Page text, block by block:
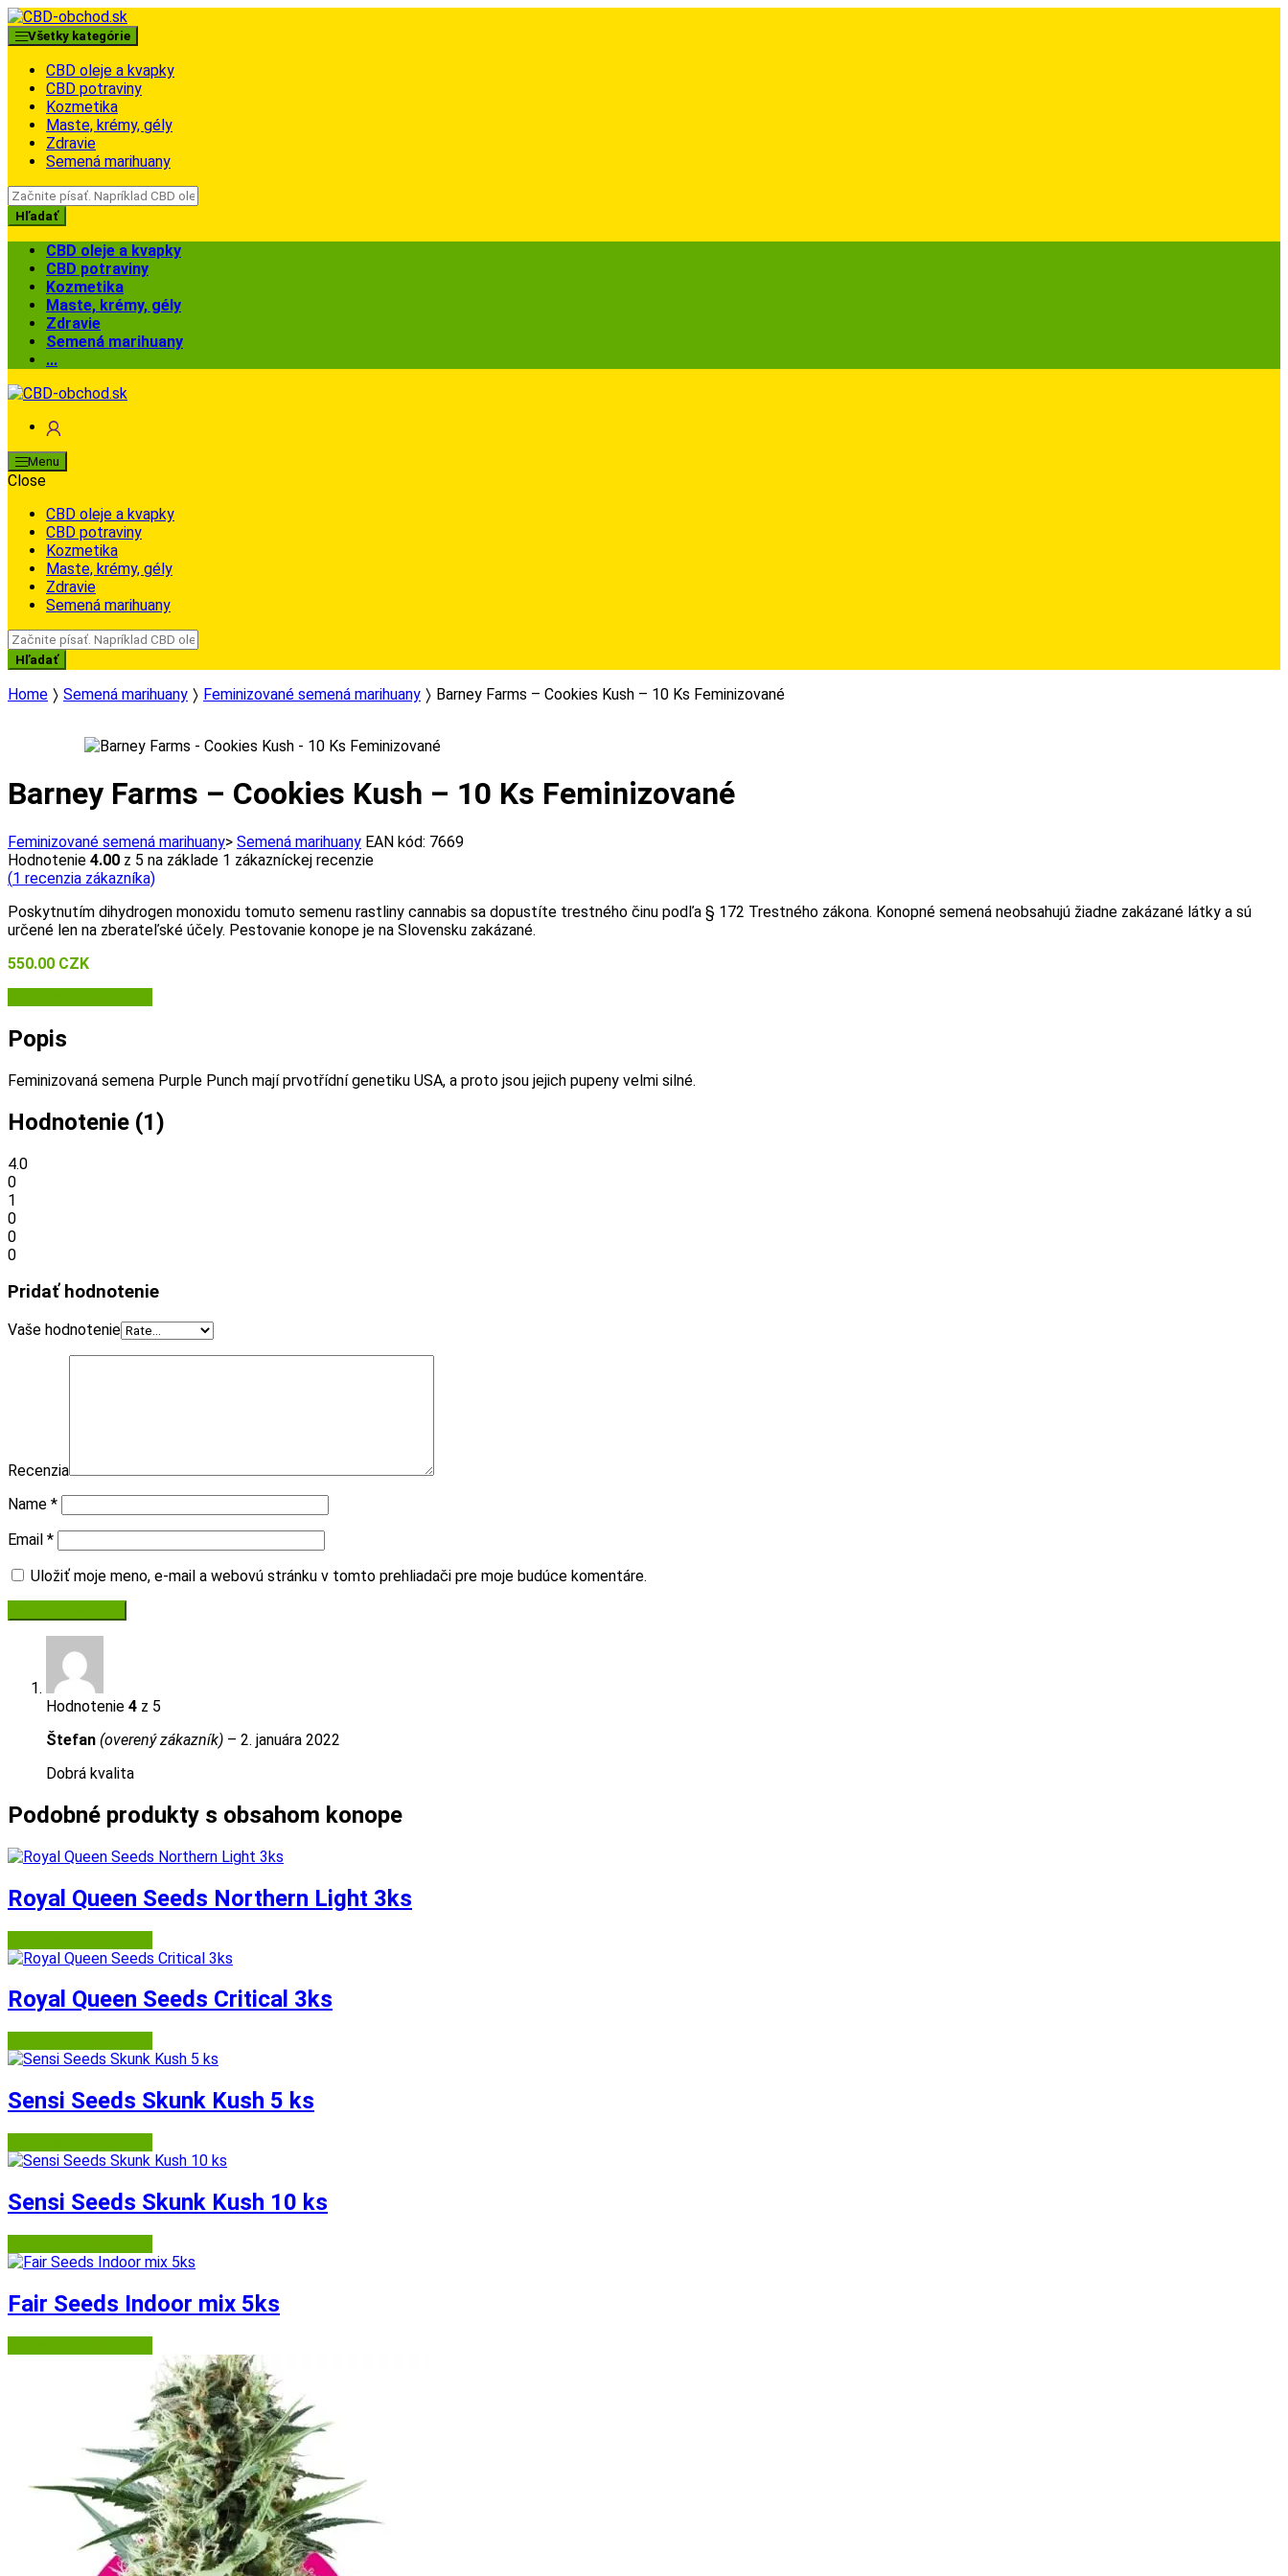
Skip
to
navigation
Skip
to
content
Všetky kategórie
CBD oleje a kvapky
CBD potraviny
Kozmetika
Maste, krémy, gély
Zdravie
Semená marihuany
Search
for:
Hľadať
CBD oleje a kvapky
CBD potraviny
Kozmetika
Maste, krémy, gély
Zdravie
Semená marihuany
...
Menu
Close
CBD oleje a kvapky
CBD potraviny
Kozmetika
Maste, krémy, gély
Zdravie
Semená marihuany
Search
for:
Hľadať
Home Semená marihuany Feminizované semená marihuany Barney Farms – Cookies Kush – 10 Ks Feminizované
Barney Farms – Cookies Kush – 10 Ks Feminizované
Feminizované semená marihuany> Semená marihuany EAN kód: 7669
Hodnotenie 4.00 z 5 na základe 1 zákazníckej recenzie
(1 recenzia zákazníka)
Poskytnutím dihydrogen monoxidu tomuto semenu rastliny cannabis sa dopustíte trestného činu podľa § 172 Trestného zákona. Konopné semená neobsahujú žiadne zakázané látky a sú
určené len na zberateľské účely. Pestovanie konope je na Slovensku zakázané.
550.00 CZK
Popis
Feminizovaná semena Purple Punch mají prvotřídní genetiku USA, a proto jsou jejich pupeny velmi silné.
Hodnotenie (1)
4.0
0
1
0
0
0
Pridať hodnotenie
Vaše hodnotenie
Recenzia
Name *
Email *
Uložiť moje meno, e-mail a webovú stránku v tomto prehliadači pre moje budúce komentáre.
Hodnotenie 4 z 5
Štefan (overený zákazník) – 2. januára 2022
Dobrá kvalita
Podobné produkty s obsahom konope
Royal Queen Seeds Northern Light 3ks
Royal Queen Seeds Critical 3ks
Sensi Seeds Skunk Kush 5 ks
Sensi Seeds Skunk Kush 10 ks
Fair Seeds Indoor mix 5ks